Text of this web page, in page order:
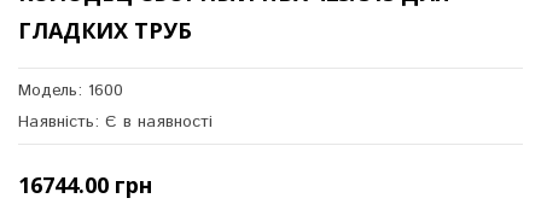
ГЛАДКИХ ТРУБ
Модель: 1600
Наявність: Є в наявності
16744.00 грн